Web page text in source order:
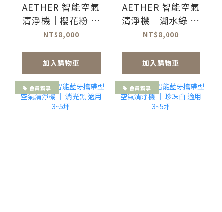
AETHER 智能空氣
清淨機｜櫻花粉 適
用6-12坪
NT$8,000
加入購物車
AETHER 智能空氣
清淨機｜湖水綠 適
用6-12坪
NT$8,000
加入購物車
會員獨享 會員獨享